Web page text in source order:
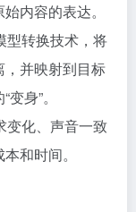
内容的表达。
型转换技术，将
并映射到目标
身”。
变化、声音一致
和时间。